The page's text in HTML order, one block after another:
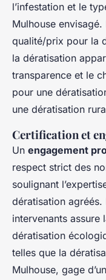
l’infestation et le
Mulhouse
qualité/prix pour la
la dératisation
transparence et le
pour une
une dératisation
Certification et
Un engagement
respect strict des
soulignant
dératisation
intervenants
dératisation
telles que la
Mulhouse, gage